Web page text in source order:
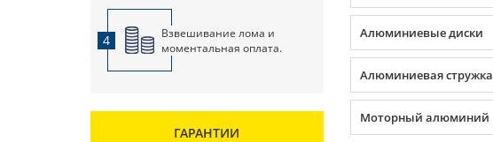
Алюминиевые диски
Алюминиевая стружка
Моторный алюминий
4
Взвешивание лома и
моментальная оплата.
ГАРАНТИИ